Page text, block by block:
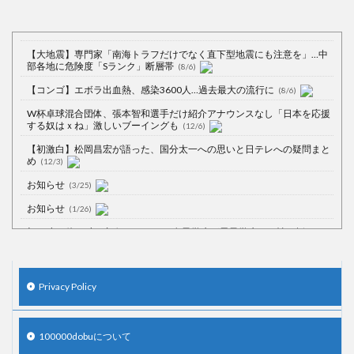
【大地震】専門家「南海トラフだけでなく直下型地震にも注意を」…中
部各地に危険度「Sランク」断層帯 (8/6)
【コンゴ】エボラ出血熱、感染3600人…過去最大の流行に (8/6)
W杯卓球混合団体、張本智和選手だけ紹介アナウンスなし「日本を応援
する奴はｘね」激しいブーイングも
(12/6)
【初激白】松岡昌宏が語った、国分太一への思いと日テレへの疑問まと
め (12/3)
お知らせ (3/25)
お知らせ (1/26)
顔20点、体80点と評価されていた女子学生が男子学生らの性の捌け口に
【中国】処理水の問題化狙うも不発？ASEAN関連会合で賛同広がらず
Privacy Policy
100000dobuについて